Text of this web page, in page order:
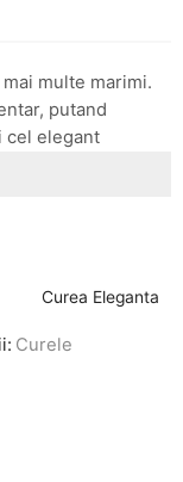
multe marimi.
putand
cel elegant
Curea Eleganta
Curele